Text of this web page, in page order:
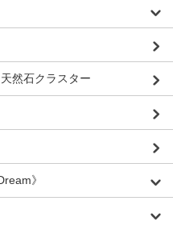
然石クラスター
》